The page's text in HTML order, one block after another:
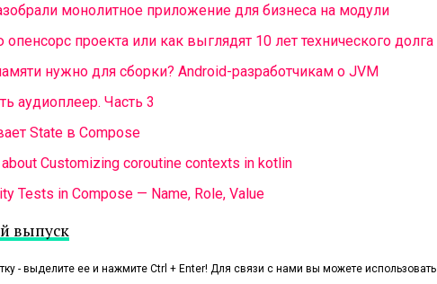
монолитное приложение для бизнеса на модули
проекта или как выглядят 10 лет технического долга
нужно для сборки? Android-разработчикам о JVM
аудиоплеер. Часть 3
State в Compose
Customizing coroutine contexts in kotlin
Tests in Compose — Name, Role, Value
выпуск
- выделите ее и нажмите Ctrl + Enter! Для связи с нами вы можете использовать